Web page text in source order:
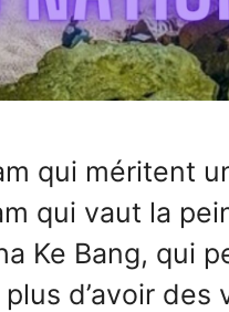
qui méritent
qui vaut la
Ke Bang, qui
d’avoir